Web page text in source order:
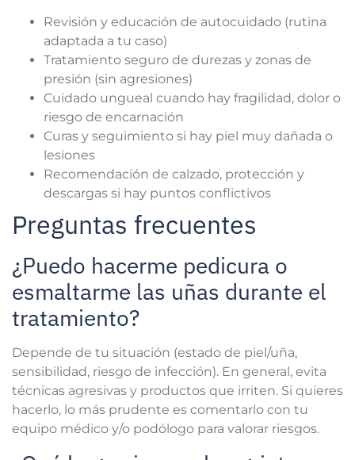
Revisión y educación de autocuidado (rutina
adaptada a tu caso)
Tratamiento seguro de durezas y zonas de
presión (sin agresiones)
Cuidado ungueal cuando hay fragilidad, dolor o
riesgo de encarnación
Curas y seguimiento si hay piel muy dañada o
lesiones
Recomendación de calzado, protección y
descargas si hay puntos conflictivos
Preguntas frecuentes
¿Puedo hacerme pedicura o
esmaltarme las uñas durante el
tratamiento?
Depende de tu situación (estado de piel/uña,
sensibilidad, riesgo de infección). En general, evita
técnicas agresivas y productos que irriten. Si quieres
hacerlo, lo más prudente es comentarlo con tu
equipo médico y/o podólogo para valorar riesgos.